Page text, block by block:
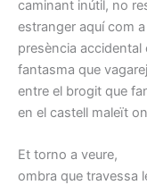
caminant inútil, no
estranger aquí com
presència accidental
fantasma que
entre el brogit que
en el castell maleït
Et torno a veure,
ombra que travessa